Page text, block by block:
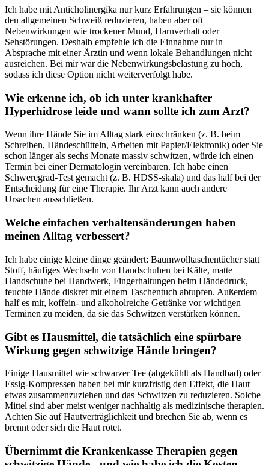
Ich habe ⁢mit ‌Anticholinergika nur ​kurz Erfahrungen – ‍sie können
den allgemeinen Schweiß ⁣reduzieren, haben⁢ aber oft
Nebenwirkungen wie‌ trockener Mund, Harnverhalt‍ oder
Sehstörungen. Deshalb empfehle ich die Einnahme​ nur in⁣
Absprache mit einer Ärztin und wenn lokale Behandlungen nicht
⁤ausreichen. Bei mir war die Nebenwirkungsbelastung zu hoch,
sodass ich diese⁣ Option ​nicht‌ weiterverfolgt habe.
Wie erkenne ich, ob ich unter krankhafter
Hyperhidrose leide und wann sollte‌ ich zum ⁢Arzt?
Wenn ihre Hände Sie ‍im Alltag stark ​einschränken (z. ⁤B. beim
‌Schreiben, Händeschütteln, ‍Arbeiten‌ mit Papier/Elektronik) oder Sie‍
schon länger als sechs Monate massiv ‍schwitzen, ⁢würde‌ ich einen
Termin ​bei einer Dermatologin⁢ vereinbaren. Ich habe‌ einen ​
Schweregrad-Test gemacht (z. B. HDSS-skala) und ⁤das half bei der
Entscheidung für eine Therapie. Ihr‌ Arzt kann auch andere⁤
Ursachen ⁤ausschließen.
Welche einfachen verhaltensänderungen haben
meinen‌ Alltag verbessert?
Ich habe einige kleine‌ dinge geändert: Baumwolltaschentücher statt⁣
Stoff, häufiges Wechseln von Handschuhen ​bei Kälte, ⁢matte
Handschuhe bei ⁣Handwerk, Fingerhaltungen beim Händedruck,
feuchte Hände⁤ diskret mit einem Taschentuch abtupfen. Außerdem
half es mir, koffein- und⁢ alkoholreiche Getränke vor wichtigen
Terminen zu‌ meiden, da sie das ⁣Schwitzen ⁢verstärken⁣ können.
Gibt es Hausmittel, ⁢die tatsächlich eine spürbare
⁣Wirkung gegen schwitzige Hände bringen?
Einige Hausmittel wie schwarzer ⁤Tee (abgekühlt als Handbad) oder‍
Essig-Kompressen haben bei⁤ mir‌ kurzfristig den Effekt, die Haut
etwas ​zusammenzuziehen⁢ und ⁢das Schwitzen zu⁢ reduzieren.⁢ Solche
Mittel ‌sind aber meist weniger nachhaltig als medizinische ‍therapien.
Achten Sie‍ auf Hautverträglichkeit und brechen Sie ⁢ab, wenn es
brennt oder sich⁣ die Haut rötet.
Übernimmt die Krankenkasse Therapien gegen